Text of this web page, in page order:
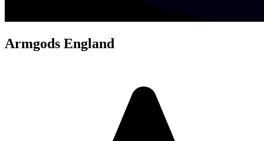
Armgods England